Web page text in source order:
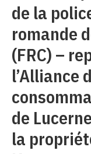
de la
romande
(FRC) –
l’Alliance
de
la